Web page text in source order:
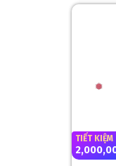
TIẾT KIỆM